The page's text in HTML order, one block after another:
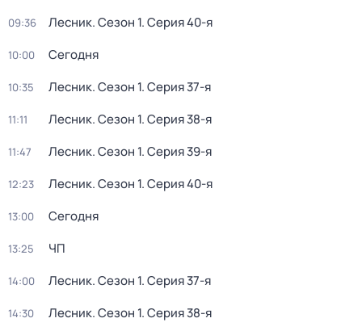
09:36 Лесник. Сезон 1. Серия 40-я
10:00 Сегодня
10:35 Лесник. Сезон 1. Серия 37-я
11:11 Лесник. Сезон 1. Серия 38-я
11:47 Лесник. Сезон 1. Серия 39-я
12:23 Лесник. Сезон 1. Серия 40-я
13:00 Сегодня
13:25 ЧП
14:00 Лесник. Сезон 1. Серия 37-я
14:30 Лесник. Сезон 1. Серия 38-я